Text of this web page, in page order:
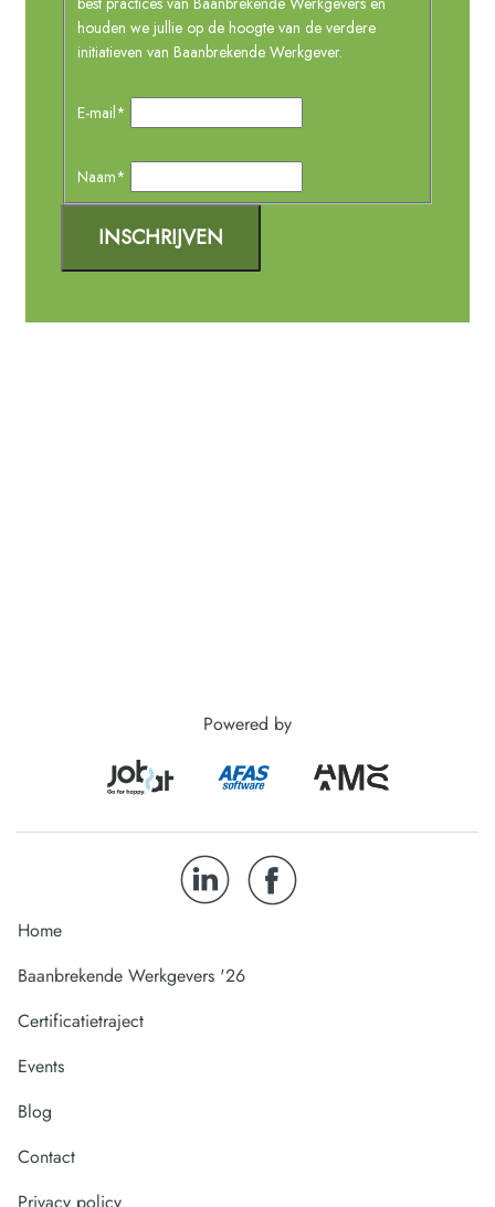
Powered by
Home
Baanbrekende Werkgevers '26
Certificatietraject
Events
Blog
Contact